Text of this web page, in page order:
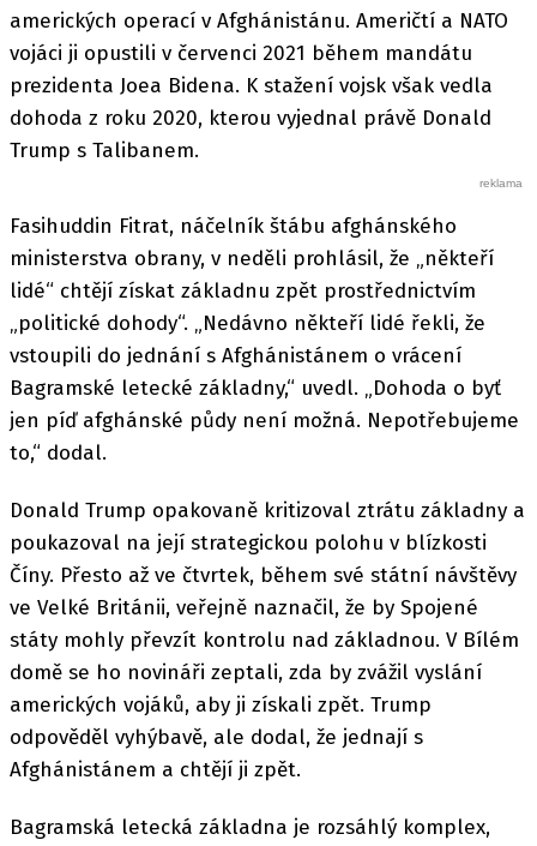
amerických operací v Afghánistánu. Američtí a NATO
vojáci ji opustili v červenci 2021 během mandátu
prezidenta Joea Bidena. K stažení vojsk však vedla
dohoda z roku 2020, kterou vyjednal právě Donald
Trump s Talibanem.
Fasihuddin Fitrat, náčelník štábu afghánského
ministerstva obrany, v neděli prohlásil, že „někteří
lidé“ chtějí získat základnu zpět prostřednictvím
„politické dohody“. „Nedávno někteří lidé řekli, že
vstoupili do jednání s Afghánistánem o vrácení
Bagramské letecké základny,“ uvedl. „Dohoda o byť
jen píď afghánské půdy není možná. Nepotřebujeme
to,“ dodal.
Donald Trump opakovaně kritizoval ztrátu základny a
poukazoval na její strategickou polohu v blízkosti
Číny. Přesto až ve čtvrtek, během své státní návštěvy
ve Velké Británii, veřejně naznačil, že by Spojené
státy mohly převzít kontrolu nad základnou. V Bílém
domě se ho novináři zeptali, zda by zvážil vyslání
amerických vojáků, aby ji získali zpět. Trump
odpověděl vyhýbavě, ale dodal, že jednají s
Afghánistánem a chtějí ji zpět.
Bagramská letecká základna je rozsáhlý komplex,